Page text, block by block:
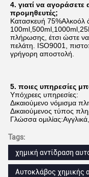
4. γιατί να
προμηθευτές;
Κατασκευή 75%Αλκοόλ
πλήρωσης, έτσι ώστε
πελάτη. ISO9001,
γρήγορη αποστολή.
5. ποιες υπηρεσίες
Υπόχρεες υπηρεσίες:
Δικαιούμενο νόμισμα
Δικαιούμενος τύπος
Γλώσσα
Tags:
χημική αντίδραση
Αυτοκλάβος χημικής